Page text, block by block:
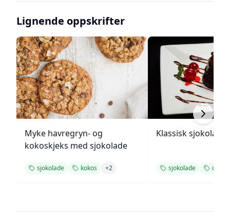
Lignende oppskrifter
Myke havregryn- og
kokoskjeks med sjokolade
sjokolade kokos +2
Klassisk
sjokolade